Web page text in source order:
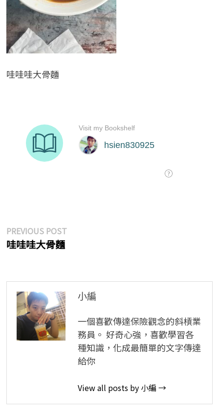
哇哇哇大骨麵
文
章
覽
PREVIOUS POSTPrevious
哇哇哇大骨麵
小編
一個喜歡傳達保險觀念的斜槓業
務員。 好奇心強，喜歡學習各
種知識，化成最簡單的文字傳達
給你
View all posts by 小編 →